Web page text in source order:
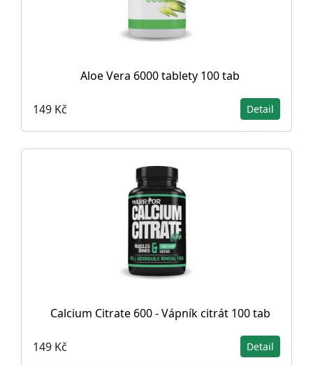
Aloe Vera 6000 tablety 100 tab
149 Kč Detail
Calcium Citrate 600 - Vápník citrát 100 tab
149 Kč Detail